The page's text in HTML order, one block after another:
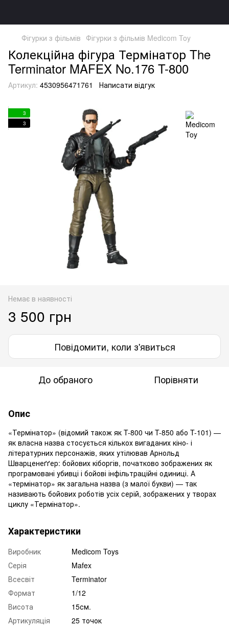
Фігурки з фільмів Фігурки з фільмів Medicom Toy
Колекційна фігура Термінатор The
Terminator MAFEX No.176 T-800
Артикул: 4530956471761 Написати відгук
3
3
Немає в наявності
3 500 грн
Повідомити, коли з'явиться
До обраного Порівняти
Опис
«Термінатор» (відомий також як T-800 чи T-850 або T-101) —
як власна назва стосується кількох вигаданих кіно- і
літературних персонажів, яких утілював Арнольд
Шварценеґґер: бойових кіборгів, початково зображених як
програмовані убивці і бойові інфільтраційні одиниці. А
«термінатор» як загальна назва (з малої букви) — так
називають бойових роботів усіх серій, зображених у творах
циклу «Термінатор».
Характеристики
Виробник
Medicom Toys
Серія
Mafex
Всесвіт
Terminator
Формат
1/12
Висота
15см.
Артикуляція
25 точок